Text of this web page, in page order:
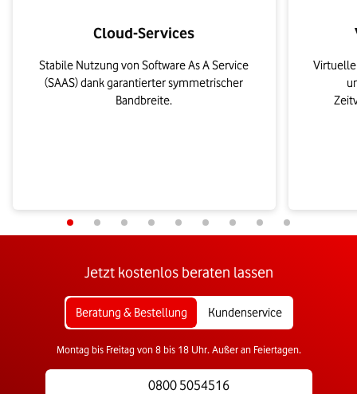
Cloud-Services
Stabile Nutzung von Software As A Service
(SAAS) dank garantierter symmetrischer
Bandbreite.
Jetzt kostenlos beraten lassen
Beratung & Bestellung Kundenservice
Montag bis Freitag von 8 bis 18 Uhr. Außer an Feiertagen.
0800 5054516